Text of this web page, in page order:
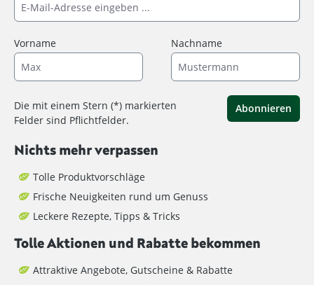
Vorname Nachname
Die mit einem Stern (*) markierten
Felder sind Pflichtfelder.
Abonnieren
Nichts mehr verpassen
Tolle Produktvorschläge
Frische Neuigkeiten rund um Genuss
Leckere Rezepte, Tipps & Tricks
Tolle Aktionen und Rabatte bekommen
Attraktive Angebote, Gutscheine & Rabatte